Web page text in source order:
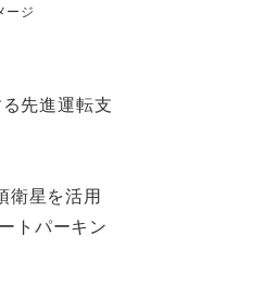
ージ
先進運転支
衛星を活用
トパーキン